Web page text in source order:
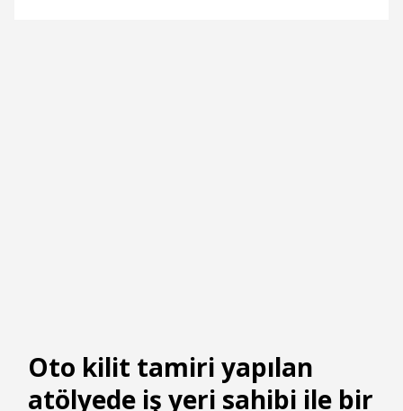
Oto kilit tamiri yapılan
atölyede iş yeri sahibi ile bir